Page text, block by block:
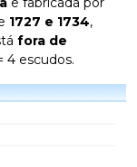
1727 e 1734,
fora de
4 escudos.